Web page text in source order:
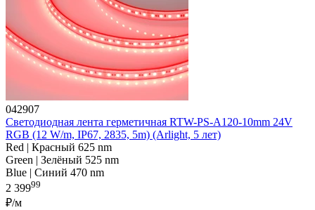
042907
Светодиодная лента герметичная RTW-PS-A120-10mm 24V
RGB (12 W/m, IP67, 2835, 5m) (Arlight, 5 лет)
Red | Красный 625 nm
Green | Зелёный 525 nm
Blue | Синий 470 nm
2 39999
₽/м